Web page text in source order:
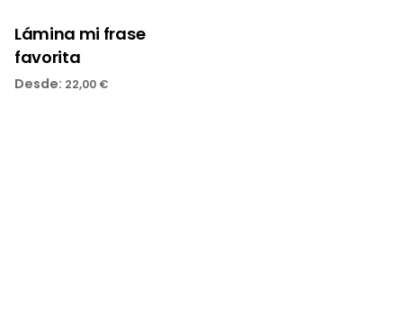
Lámina mi frase
favorita
Desde: 22,00 €